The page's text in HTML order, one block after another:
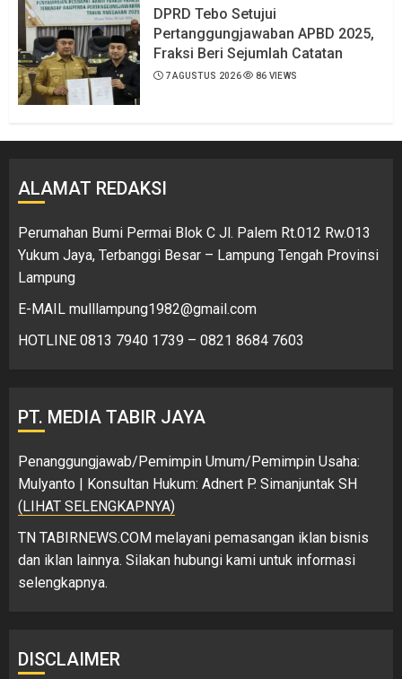
DPRD Tebo Setujui
Pertanggungjawaban APBD 2025,
Fraksi Beri Sejumlah Catatan
7 AGUSTUS 2026 86 VIEWS
ALAMAT REDAKSI
Perumahan Bumi Permai Blok C Jl. Palem Rt.012 Rw.013
Yukum Jaya, Terbanggi Besar – Lampung Tengah Provinsi
Lampung
E-MAIL mulllampung1982@gmail.com
HOTLINE 0813 7940 1739 – 0821 8684 7603
PT. MEDIA TABIR JAYA
Penanggungjawab/Pemimpin Umum/Pemimpin Usaha:
Mulyanto | Konsultan Hukum: Adnert P. Simanjuntak SH
(LIHAT SELENGKAPNYA)
TN TABIRNEWS.COM melayani pemasangan iklan bisnis
dan iklan lainnya. Silakan hubungi kami untuk informasi
selengkapnya.
DISCLAIMER